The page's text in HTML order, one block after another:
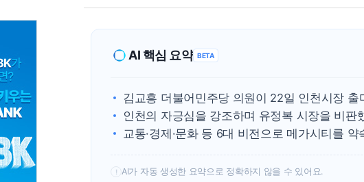
AI 핵심 요약 BETA
김교흥 더불어민주당 의원이 22일 인천시장 출
인천의 자긍심을 강조하며 유정복 시장을 비판
교통·경제·문화 등 6대 비전으로 메가시티를 약
! AI가 자동 생성한 요약으로 정확하지 않을 수 있어요.